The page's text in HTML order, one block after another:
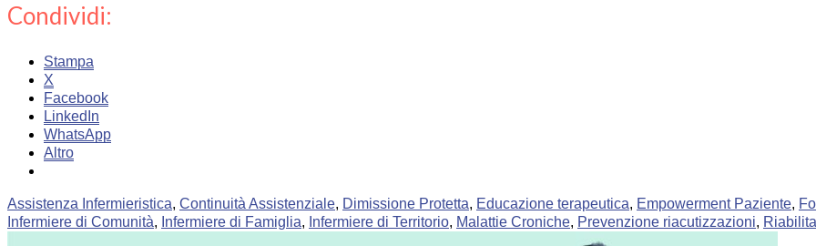
Condividi:
Stampa
X
Facebook
LinkedIn
WhatsApp
Altro
Assistenza Infermieristica, Continuità Assistenziale, Dimissione Protetta, Educazione terapeutica, Empowerment Paziente,
Infermiere di Comunità, Infermiere di Famiglia, Infermiere di Territorio, Malattie Croniche, Prevenzione riacutizzazioni,